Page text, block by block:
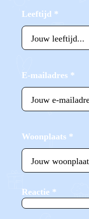
Leeftijd *
E-mailadres *
Woonplaats *
Reactie *